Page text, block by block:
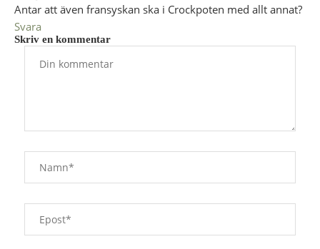
Antar att även fransyskan ska i Crockpoten med allt annat?
Svara
Skriv en kommentar